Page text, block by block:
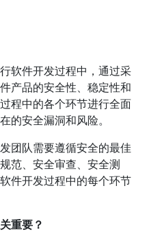
软件开发过程中，通过采
产品的安全性、稳定性和
程中的各个环节进行全面
的安全漏洞和风险。
团队需要遵循安全的最佳
范、安全审查、安全测
件开发过程中的每个环节
重要？